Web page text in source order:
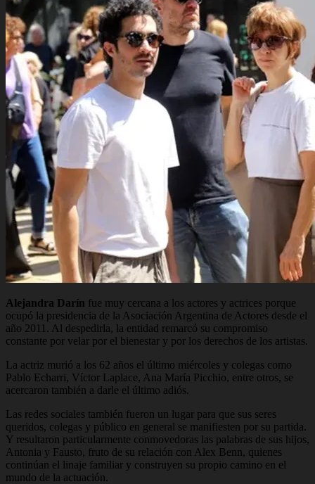
Alejandra Darín fue muy cercana a los actores y actrices porque
ocupó la presidencia de la Asociación Argentina de Actores desde el
año 2011. Al despedirla, la entidad remarcó su compromiso
constante por velar por el bienestar y por los derechos de los artistas.
La actriz murió a los 62 años el último miércoles y colegas como
Pablo Echarri, Víctor Laplace, Ana María Picchio, entre otros, se
acercaron también a darle el último adiós.
Las redes sociales también fueron un lugar para que sus seres
queridos, colegas y público en general se manifiesten por su partida.
Y resultaron particularmente conmovedoras las palabras de sus hijos,
Antonia y Fausto, fruto de su relación con Alex Benn, quienes
continúan el linaje familiar y construyen su propio camino en el
mundo de la actuación.